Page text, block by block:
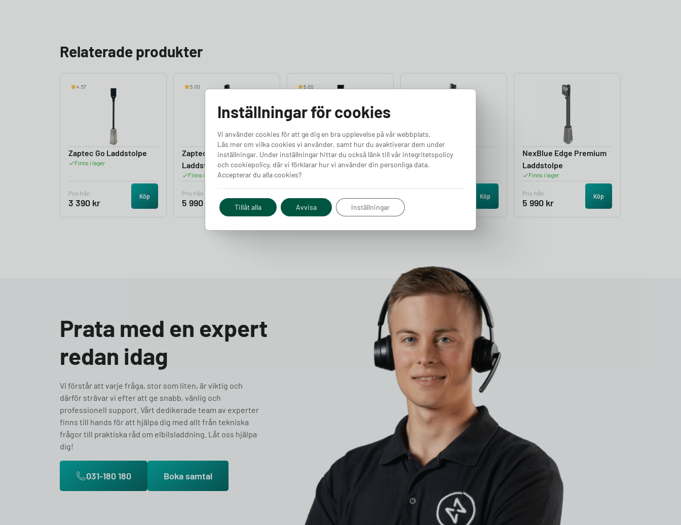
Relaterade produkter
4.57
Zaptec Go Laddstolpe
Finns i lager
Pris från
3 390 kr
Köp
5.00
Zaptec Go Premium
Laddstolpe
Finns i lager
Pris från
5 990
5.00
Easee Laddstolpe
Finns i lager
3 390 kr
Easee Premium
Laddstolpe
Köp
NexBlue Edge Premium
Laddstolpe
Finns i lager
Pris från
5 990 kr
Köp
Prata med en expert
redan idag
Vi förstår att varje fråga, stor som liten, är viktig och
därför strävar vi efter att ge snabb, vänlig och
professionell support. Vårt dedikerade team av experter
finns till hands för att hjälpa dig med allt från tekniska
frågor till praktiska råd om elbilsladdning. Låt oss hjälpa
dig!
031-180 180 Boka samtal
Inställningar för cookies
Vi använder cookies för att ge dig en bra upplevelse på vår webbplats.
Läs mer om vilka cookies vi använder, samt hur du avaktiverar dem under
inställningar. Under inställningar hittar du också länk till vår integritetspolicy
och cookiepolicy, där vi förklarar hur vi använder din personliga data.
Accepterar du alla cookies?
Tillåt alla Avvisa Inställningar